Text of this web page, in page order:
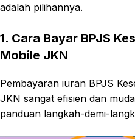
adalah pilihannya.
1. Cara Bayar BPJS
Mobile JKN
Pembayaran iuran BPJS
JKN sangat efisien dan
panduan langkah-demi-